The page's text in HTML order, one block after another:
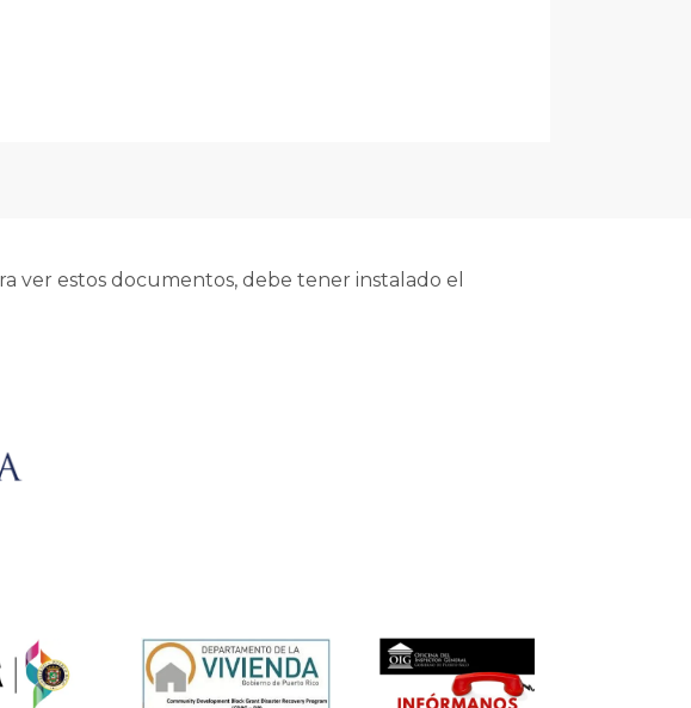
ver estos documentos, debe tener instalado el